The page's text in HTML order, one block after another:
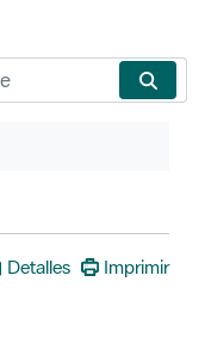
Detalles Imprimir